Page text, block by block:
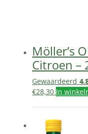
Möller’s
Citroen –
Gewaardeerd
€28,30 In